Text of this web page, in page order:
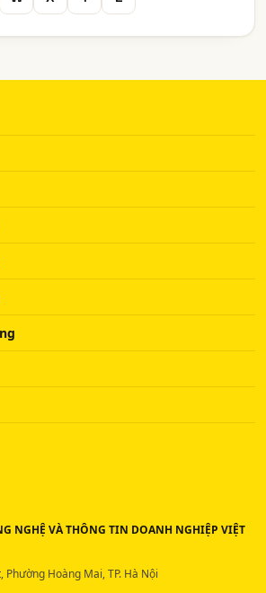
NGHỆ VÀ THÔNG TIN DOANH NGHIỆP VIỆT
Hoàng Mai, TP. Hà Nội